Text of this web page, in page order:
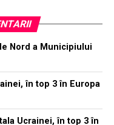
Nord a Municipiului
în top 3 în Europa
Ucrainei, în top 3 în